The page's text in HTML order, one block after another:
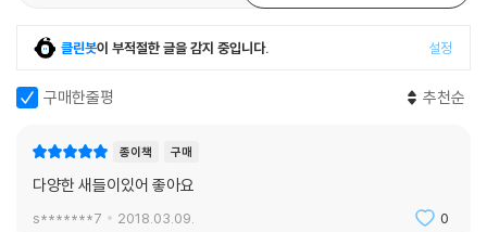
클린봇이 부적절한 글을 감지 중입니다. 설정
구매한줄평 추천순
종이책 구매
다양한 새들이있어 좋아요
s*******7 2018.03.09. 0